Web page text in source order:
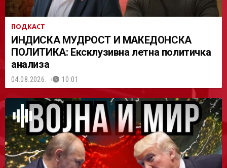
ПОДКАСТ
ИНДИСКА МУДРОСТ И МАКЕДОНСКА
ПОЛИТИКА: Ексклузивна летна политичка
анализа
04.08.2026. 10:01